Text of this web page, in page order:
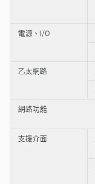
電源、I/O
乙太網路
網路功能
支援介面